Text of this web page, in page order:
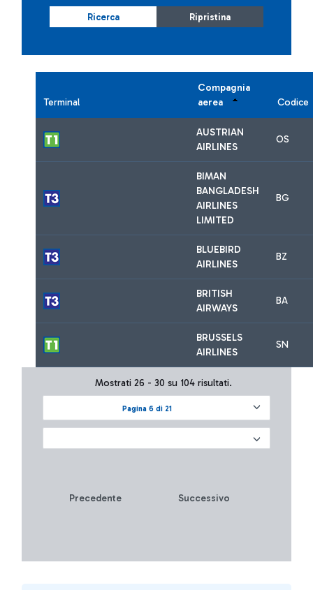
Ricerca Ripristina
Terminal
Compagnia
aerea
Codice
AUSTRIAN
AIRLINES
OS
BIMAN
BANGLADESH
AIRLINES
LIMITED
BG
BLUEBIRD
AIRLINES
BZ
BRITISH
AIRWAYS
BA
BRUSSELS
AIRLINES
SN
Pagina 6 di 21
Mostrati 26 - 30 su 104 risultati.
Precedente Successivo